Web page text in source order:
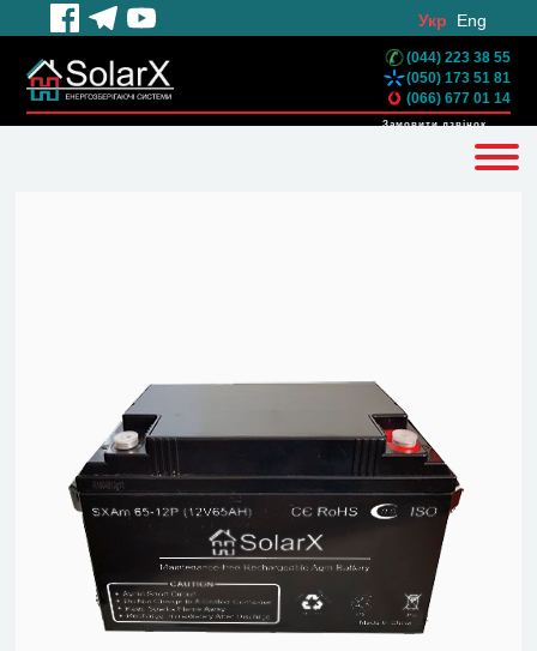
Укр Eng
(044) 223 38 55
(050) 173 51 81
(066) 677 01 14
Замовити дзвінок